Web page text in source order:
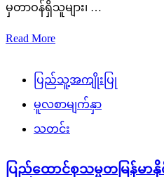
မှတာဝန်ရှိသူများ၊ …
Read More
ပြည်သူ့အကျိုးပြု
မူလစာမျက်နှာ
သတင်း
ပြည်ထောင်စုသမ္မတမြန်မ